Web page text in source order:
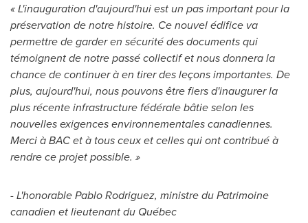
« L'inauguration d'aujourd'hui est un pas important pour la
préservation de notre histoire. Ce nouvel édifice va
permettre de garder en sécurité des documents qui
témoignent de notre passé collectif et nous donnera la
chance de continuer à en tirer des leçons importantes. De
plus, aujourd'hui, nous pouvons être fiers d'inaugurer la
plus récente infrastructure fédérale bâtie selon les
nouvelles exigences environnementales canadiennes.
Merci à BAC et à tous ceux et celles qui ont contribué à
rendre ce projet possible. »
- L'honorablePablo Rodriguez, ministre du Patrimoine
canadien et lieutenant du Québec